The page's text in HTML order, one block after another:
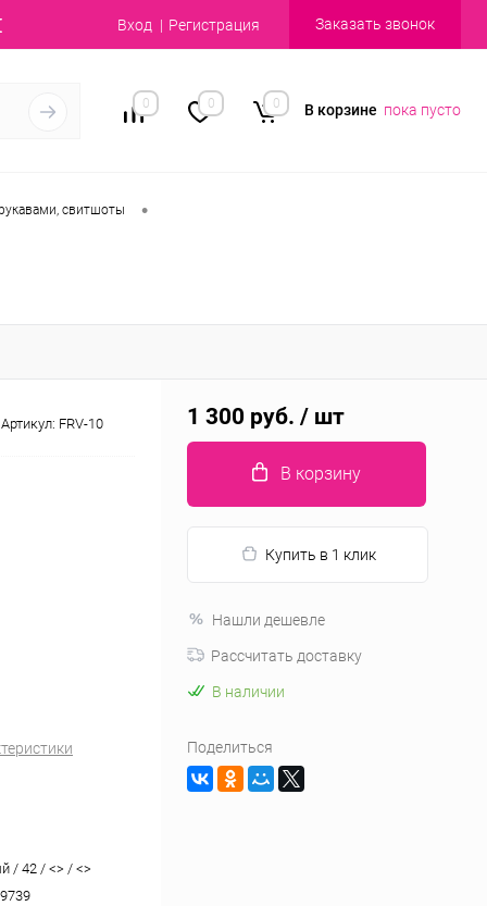
Вход Регистрация Заказать звонок
0 0 0 В корзине пока пусто
свитшоты •
Артикул: FRV-10
/ 42 / <> / <>
1 300 руб. / шт
В корзину
Купить в 1 клик
Нашли дешевле
Рассчитать доставку
В наличии
Поделиться